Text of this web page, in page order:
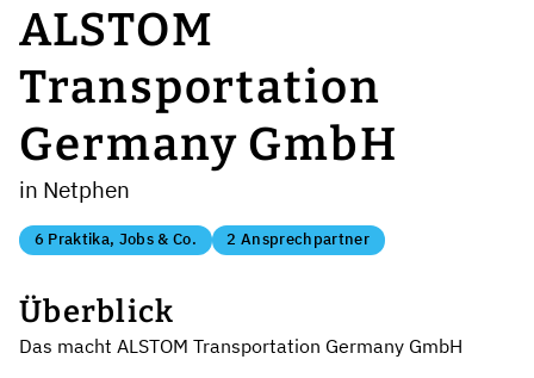
ALSTOM
Transportation
Germany GmbH
in Netphen
6 Praktika, Jobs & Co. 2 Ansprechpartner
Überblick
Das macht ALSTOM Transportation Germany GmbH